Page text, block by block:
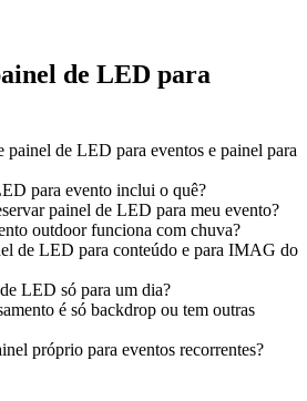
de LED para
painel de LED para eventos e painel para
para evento inclui o quê?
painel de LED para meu evento?
outdoor funciona com chuva?
de LED para conteúdo e para IMAG do
LED só para um dia?
é só backdrop ou tem outras
próprio para eventos recorrentes?